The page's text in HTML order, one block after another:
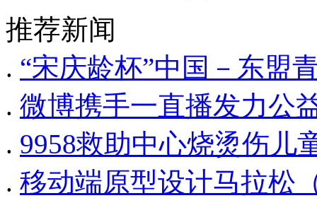
推荐新闻
. “宋庆龄杯”中国－东盟
. 微博携手一直播发力公
. 9958救助中心烧烫伤儿
. 移动端原型设计马拉松